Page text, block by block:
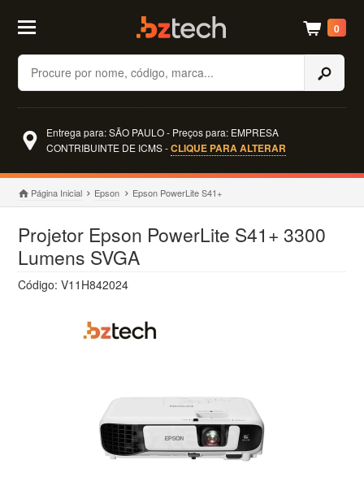
Buscar
0
Entrega para: SÃO PAULO - Preços para: EMPRESA
CONTRIBUINTE DE ICMS -CLIQUE PARA ALTERAR
Página Inicial Epson Epson PowerLite S41+
Projetor Epson PowerLite S41+ 3300
Lumens SVGA
Código: V11H842024